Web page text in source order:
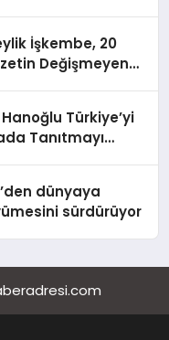
İşkembe, 20
Değişmeyen
Türkiye’yi
Tanıtmayı
dünyaya
sürdürüyor